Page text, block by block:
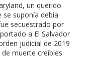
un querido
se suponía debía
secuestrado por
a El Salvador
judicial de 2019
muerte creíbles